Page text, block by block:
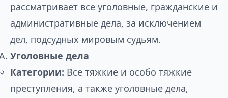
рассматривает все уголовные, гражданские и
административные дела, за исключением
дел, подсудных мировым судьям.
Уголовные дела
Категории: Все тяжкие и особо тяжкие
преступления, а также уголовные дела,